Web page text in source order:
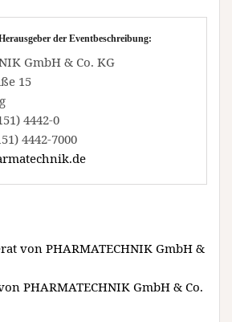
der Eventbeschreibung:
GmbH & Co. KG
15
4442-0
4442-7000
von PHARMATECHNIK GmbH &
PHARMATECHNIK GmbH & Co.